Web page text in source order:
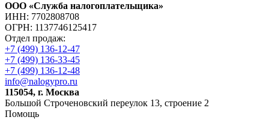
ООО «Служба налогоплательщика»
ИНН: 7702808708
ОГРН: 1137746125417
Отдел продаж:
+7 (499) 136-12-47
+7 (499) 136-33-45
+7 (499) 136-12-48
info@nalogypro.ru
115054, г. Москва
Большой Строченовский переулок 13, строение 2
Помощь